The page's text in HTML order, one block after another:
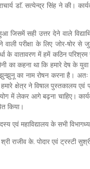
डाॅ. सत्येन्द्र सिंह ने की।
जिसमें सही उत्तर देने वाले
परीक्षा के लिए जोर-षोर से
के वातावरण में हमें कठिन
सैनी का कहना था कि हमारे देष के
का नाम रोषन करना है। अतः
क्षेत्र ने विषाल पुस्तकालय एवं
में लेकर आगे बढ़ना चाहिए।
किया।
महाविद्यालय के सभी
राजीव के. पोदार एवं ट्रस्टी